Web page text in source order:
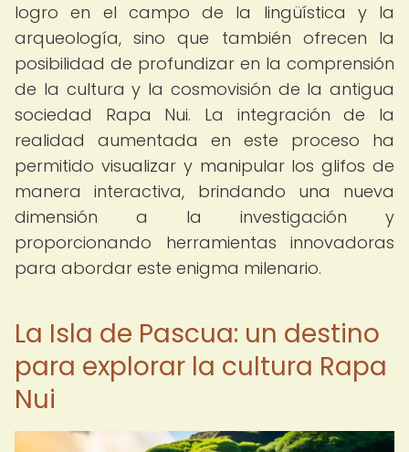
logro en el campo de la lingüística y la
arqueología, sino que también ofrecen la
posibilidad de profundizar en la comprensión
de la cultura y la cosmovisión de la antigua
sociedad Rapa Nui. La integración de la
realidad aumentada en este proceso ha
permitido visualizar y manipular los glifos de
manera interactiva, brindando una nueva
dimensión a la investigación y
proporcionando herramientas innovadoras
para abordar este enigma milenario.
La Isla de Pascua: un destino
para explorar la cultura Rapa
Nui